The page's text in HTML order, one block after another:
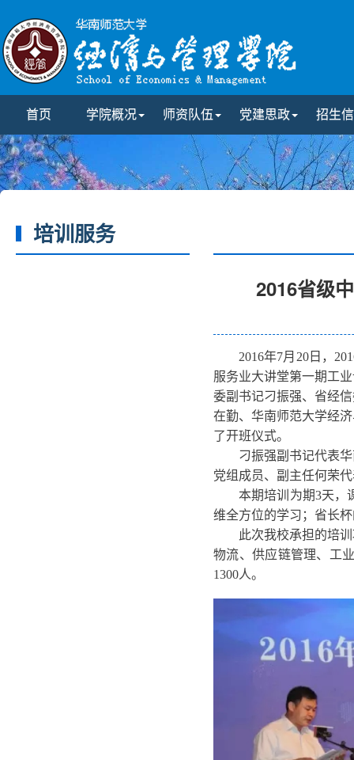
首页 学院概况 师资队伍 党建思政 招生
培训服务
2016省级
2016年7月20日，
服务业大讲堂第一期工
委副书记刁振强、省经
在勤、华南师范大学经
了开班仪式。
刁振强副书记代表
党组成员、副主任何荣
本期培训为期3天，
维全方位的学习；省长
此次我校承担的培
物流、供应链管理、工
1300人。